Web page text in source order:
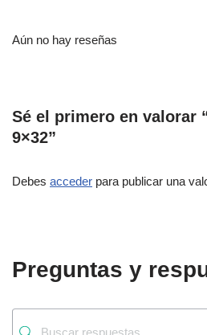
Aún no hay reseñas
Sé el primero en valorar
9×32”
Debes acceder para publicar una
Preguntas y